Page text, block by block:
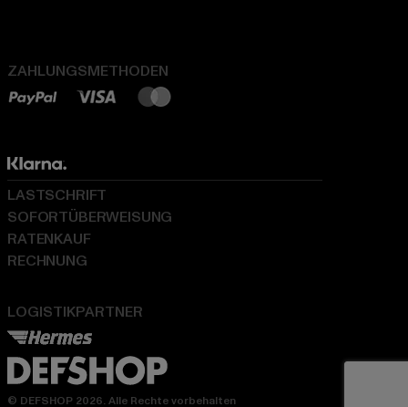
ZAHLUNGSMETHODEN
LOGISTIKPARTNER
LASTSCHRIFT
SOFORTÜBERWEISUNG
RATENKAUF
RECHNUNG
© DEFSHOP 2026. Alle Rechte vorbehalten